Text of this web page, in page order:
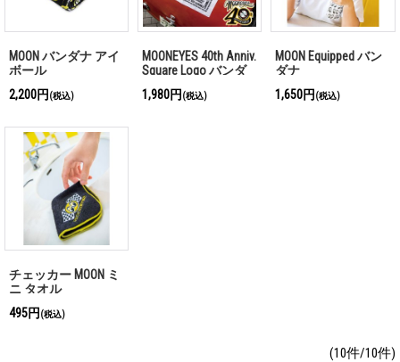
MOON バンダナ アイ
ボール
2,200円 (税込)
MOONEYES 40th Anniv.
Square Logo バンダ
ナ
1,980円 (税込)
MOON Equipped バン
ダナ
1,650円 (税込)
チェッカー MOON ミ
ニ タオル
495円 (税込)
(10件/10件)